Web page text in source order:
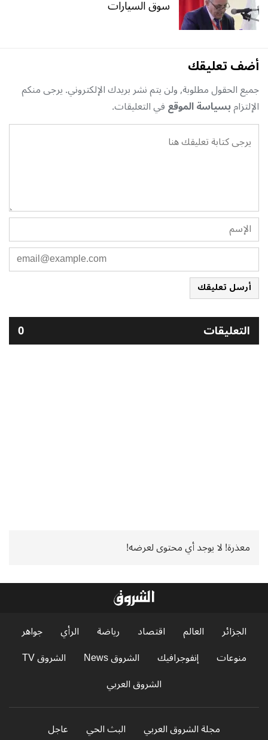
سوق السيارات
أضف تعليقك
جميع الحقول مطلوبة, ولن يتم نشر بريدك الإلكتروني. يرجى منكم
الإلتزامبسياسة الموقعفي التعليقات.
أرسل تعليقك
التعليقات 0
معذرة! لا يوجد أي محتوى لعرضه!
الجزائر العالم اقتصاد رياضة الرأي
جواهر
منوعات
إنفوجرافيك الشروق News
الشروق TV
الشروق العربي
مجلة الشروق العربي البث الحي عاجل